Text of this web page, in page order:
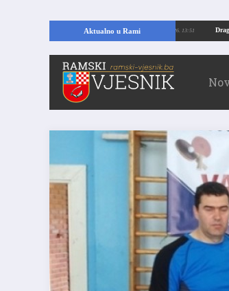
Aktualno u Rami
Kopajući temelje kuće, pronašao vrijedne arheološke ostatke 24.07.2026.